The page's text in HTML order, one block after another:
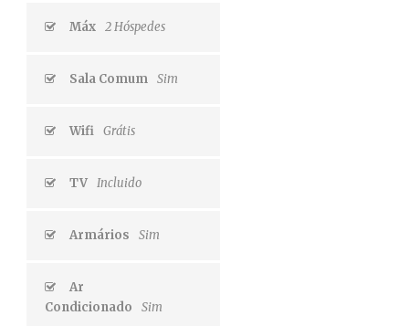
Máx 2 Hóspedes
Sala Comum Sim
Wifi Grátis
TV Incluido
Armários Sim
Ar
Condicionado
Sim